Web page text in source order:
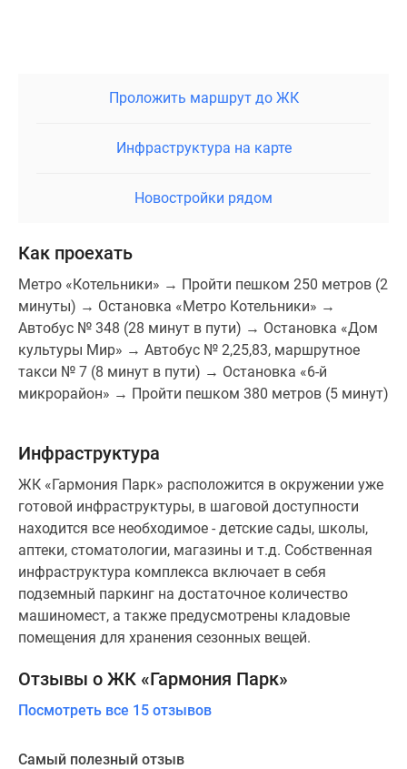
находятся несколько конных клубов и
спорткомплекс «Арена Лыткарино».
Первые три корпуса жилого комплекса расположены
В шаговой доступности есть еще несколько озер,
Плюсы и минусы
Основной минус проекта — неважная транспортная
доступность, это недостаток всего города. В
Лыткарино нет ж/д станций, сообщение с Москвой
— только по автодорогам. Ожидается, что со
строительством новой магистрали доступность
города станет лучше.
Еще один минус — квартиры без отделки, но есть
опция дозаказа готового ремонта от застройщика.
Комплекс подойдет тем, кто хочет поселиться
поближе к природе и вдали от автотрасс — в
удаленности от центра Москвы есть и свои плюсы.
Возле ЖК «Гармония Парк» есть и озера, и река, и
большая лесопарковая зона. А владельцы квартир
на верхних этажах бонусом получат отличный вид из
окон.
Проложить маршрут до ЖК
Инфраструктура на карте
Новостройки рядом
Как проехать
Метро «Котельники» → Пройти пешком 250 метров (2
минуты) → Остановка «Метро Котельники» →
Автобус № 348 (28 минут в пути) → Остановка «Дом
культуры Мир» → Автобус № 2,25,83, маршрутное
такси № 7 (8 минут в пути) → Остановка «6-й
микрорайон» → Пройти пешком 380 метров (5 минут)
Инфраструктура
ЖК «Гармония Парк» расположится в окружении уже
готовой инфраструктуры, в шаговой доступности
находится все необходимое - детские сады, школы,
аптеки, стоматологии, магазины и т.д. Собственная
инфраструктура комплекса включает в себя
подземный паркинг на достаточное количество
машиномест, а также предусмотрены кладовые
помещения для хранения сезонных вещей.
Отзывы о ЖК «Гармония Парк»
Посмотреть все 15 отзывов
Самый полезный отзыв